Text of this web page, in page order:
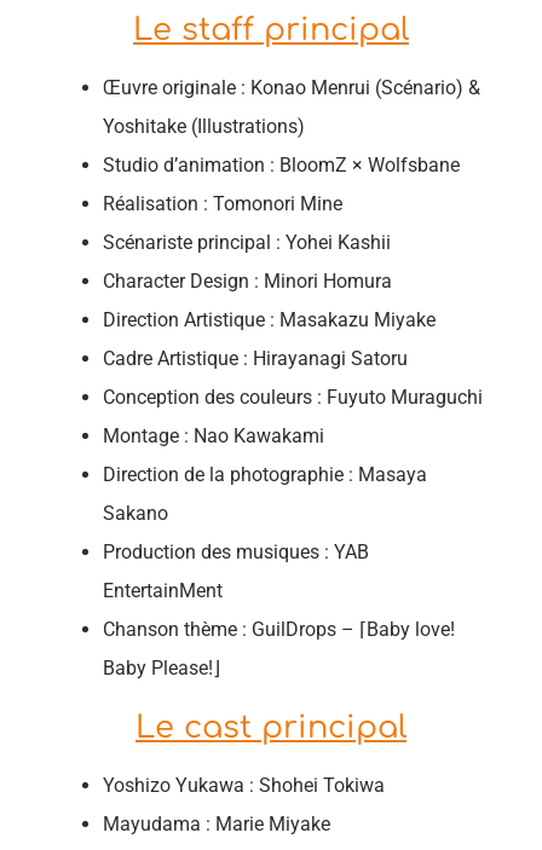
Le staff principal
Œuvre originale : Konao Menrui (Scénario) &
Yoshitake (Illustrations)
Studio d’animation : BloomZ × Wolfsbane
Réalisation : Tomonori Mine
Scénariste principal : Yohei Kashii
Character Design : Minori Homura
Direction Artistique : Masakazu Miyake
Cadre Artistique : Hirayanagi Satoru
Conception des couleurs : Fuyuto Muraguchi
Montage : Nao Kawakami
Direction de la photographie : Masaya
Sakano
Production des musiques : YAB
EntertainMent
Chanson thème : GuilDrops – ⌈Baby love!
Baby Please!⌋
Le cast principal
Yoshizo Yukawa : Shohei Tokiwa
Mayudama : Marie Miyake